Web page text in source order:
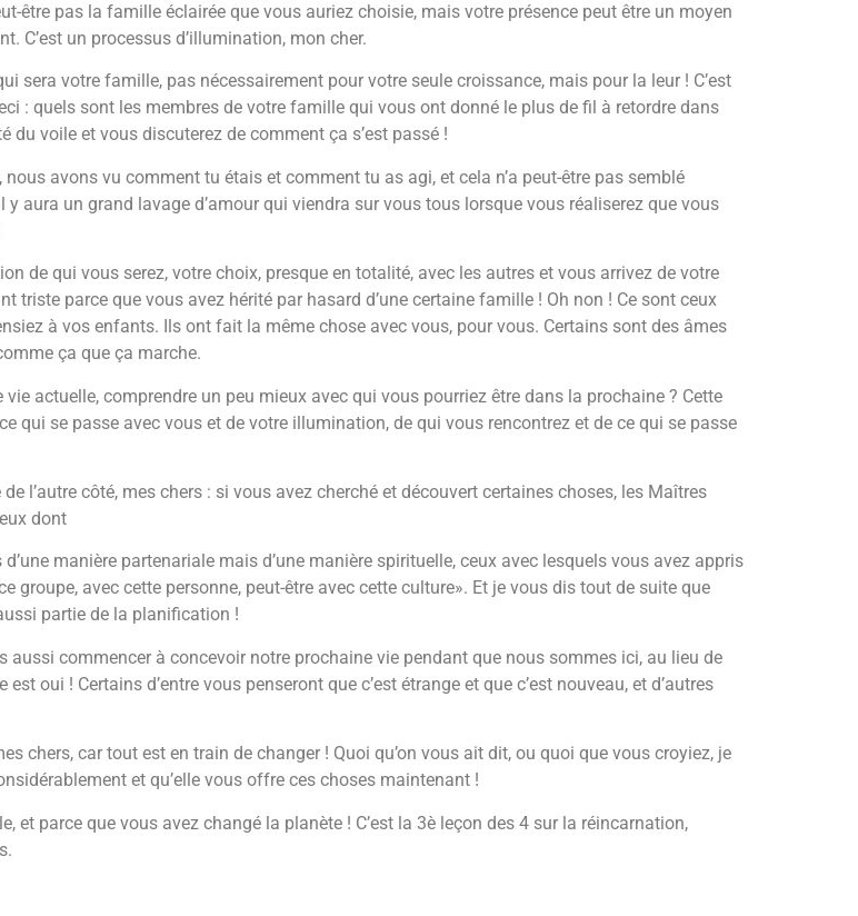
être pas la famille éclairée que vous auriez choisie, mais votre présence peut être un moyen
C’est un processus d’illumination, mon cher.
sera votre famille, pas nécessairement pour votre seule croissance, mais pour la leur ! C’est
: quels sont les membres de votre famille qui vous ont donné le plus de fil à retordre dans
du voile et vous discuterez de comment ça s’est passé !
avons vu comment tu étais et comment tu as agi, et cela n’a peut-être pas semblé
aura un grand lavage d’amour qui viendra sur vous tous lorsque vous réaliserez que vous
de qui vous serez, votre choix, presque en totalité, avec les autres et vous arrivez de votre
triste parce que vous avez hérité par hasard d’une certaine famille ! Oh non ! Ce sont ceux
à vos enfants. Ils ont fait la même chose avec vous, pour vous. Certains sont des âmes
ça que ça marche.
actuelle, comprendre un peu mieux avec qui vous pourriez être dans la prochaine ? Cette
qui se passe avec vous et de votre illumination, de qui vous rencontrez et de ce qui se passe
l’autre côté, mes chers : si vous avez cherché et découvert certaines choses, les Maîtres
dont
manière partenariale mais d’une manière spirituelle, ceux avec lesquels vous avez appris
groupe, avec cette personne, peut-être avec cette culture». Et je vous dis tout de suite que
partie de la planification !
aussi commencer à concevoir notre prochaine vie pendant que nous sommes ici, au lieu de
oui ! Certains d’entre vous penseront que c’est étrange et que c’est nouveau, et d’autres
chers, car tout est en train de changer ! Quoi qu’on vous ait dit, ou quoi que vous croyiez, je
et qu’elle vous offre ces choses maintenant !
et parce que vous avez changé la planète ! C’est la 3è leçon des 4 sur la réincarnation,